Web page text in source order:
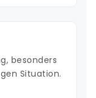
besonders
Situation.